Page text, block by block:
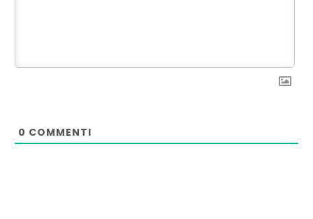
0 COMMENTI